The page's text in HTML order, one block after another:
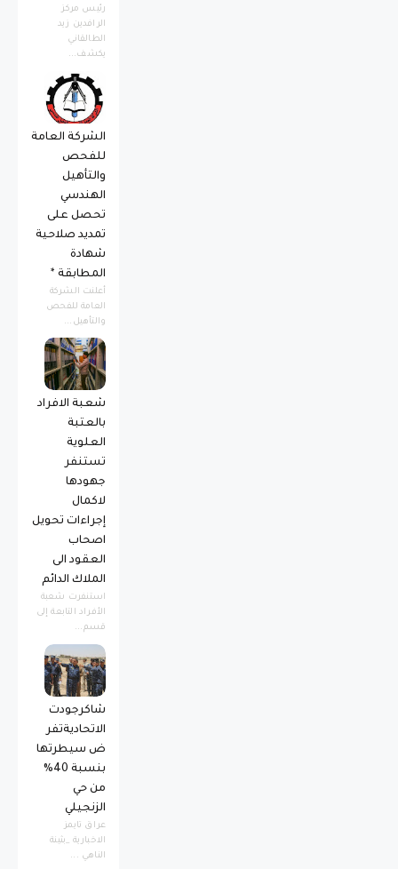
رئيس مركز
الرافدين زيد
الطالقاني
يكشف...
الشركة العامة
للفحص
والتأهيل
الهندسي
تحصل على
تمديد صلاحية
شهادة
المطابقة *
أعلنت الشركة
العامة للفحص
والتأهيل...
شعبة الافراد
بالعتبة
العلوية
تستنفر
جهودها
لاكمال
إجراءات تحويل
اصحاب
العقود الى
الملاك الدائم
استنفرت شعبة
الأفراد التابعة إلى
قسم...
شاكرجودت
الاتحاديةتفر
ض سيطرتها
بنسبة 40%
من حي
الزنجيلي
عراق تايمز
الاخبارية _بثينة
الناهي ...